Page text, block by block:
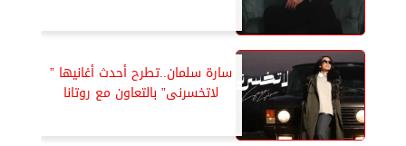
سارة سلمان..تطرح أحدث أغانيها ”
لاتخسرنى” بالتعاون مع روتانا